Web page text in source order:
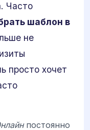
Часто
шаблон в
не
просто хочет
постоянно